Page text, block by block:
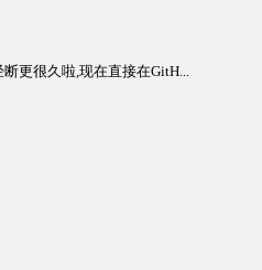
更很久啦,现在直接在GitH...